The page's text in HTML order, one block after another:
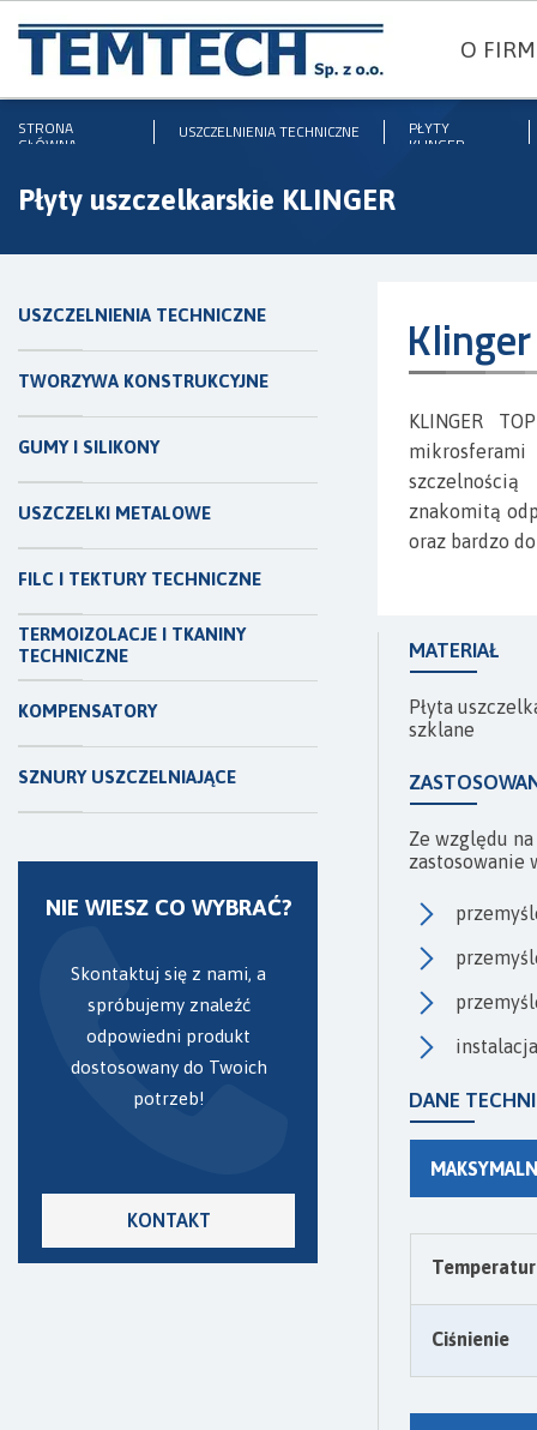
O
STRONA
GŁÓWNA
PŁYTY
KLINGER
USZCZELNIENIA TECHNICZNE
Płyty uszczelkarskie KLINGER
Ciśnienie
DANE
SZNURY USZCZELNIAJĄCE
KOMPENSATORY
TERMOIZOLACJE I TKANINY
TECHNICZNE
FILC I TEKTURY TECHNICZNE
USZCZELKI METALOWE
GUMY I SILIKONY
TWORZYWA KONSTRUKCYJNE
USZCZELNIENIA TECHNICZNE
KONTAKT
Skontaktuj się z nami, a
spróbujemy znaleźć
odpowiedni produkt
dostosowany do Twoich
potrzeb!
NIE WIESZ CO WYBRAĆ?
KLINGER
znakomitą
oraz bardzo
Płyta
szklane
MATERIAŁ
Ze względu
zastosowanie